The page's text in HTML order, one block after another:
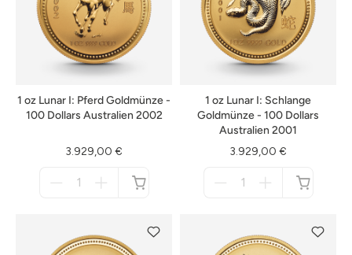
1 oz Lunar I: Pferd Goldmünze -
100 Dollars Australien 2002
3.929,00 €
1 oz Lunar I: Schlange
Goldmünze - 100 Dollars
Australien 2001
3.929,00 €